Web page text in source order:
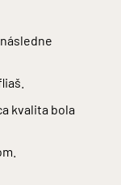
kvalita bola